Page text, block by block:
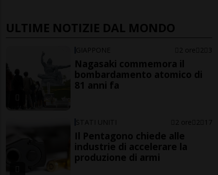
ULTIME NOTIZIE DAL MONDO
GIAPPONE 2 ore 2 3
Nagasaki commemora il
bombardamento atomico di
81 anni fa
STATI UNITI 2 ore 2 17
Il Pentagono chiede alle
industrie di accelerare la
produzione di armi